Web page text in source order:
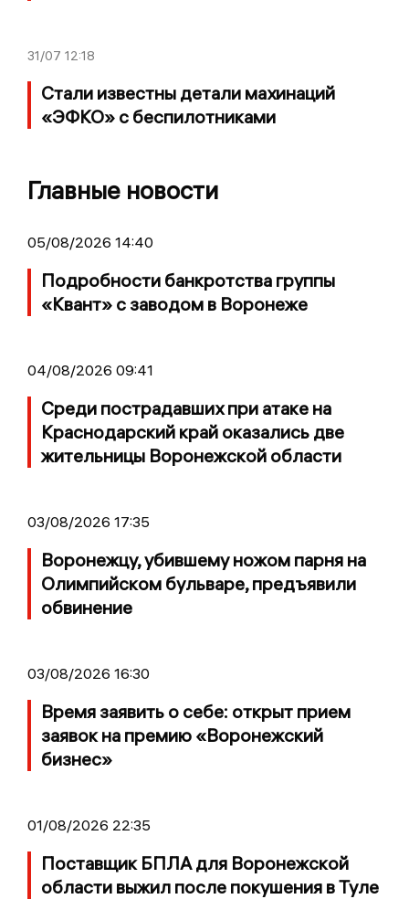
31/07 12:18
Стали известны детали махинаций
«ЭФКО» с беспилотниками
Главные новости
05/08/2026 14:40
Подробности банкротства группы
«Квант» с заводом в Воронеже
04/08/2026 09:41
Среди пострадавших при атаке на
Краснодарский край оказались две
жительницы Воронежской области
03/08/2026 17:35
Воронежцу, убившему ножом парня на
Олимпийском бульваре, предъявили
обвинение
03/08/2026 16:30
Время заявить о себе: открыт прием
заявок на премию «Воронежский
бизнес»
01/08/2026 22:35
Поставщик БПЛА для Воронежской
области выжил после покушения в Туле